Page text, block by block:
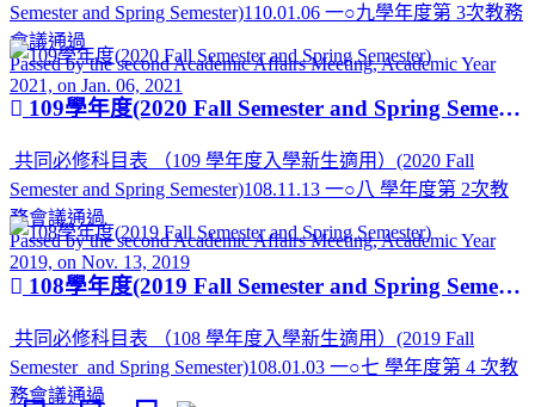
Semester and Spring Semester)110.01.06 一○九學年度第 3次教務
會議通過
Passed by the second Academic Affairs Meeting, Academic Year
2021, on Jan. 06, 2021
109學年度(2020 Fall Semester and Spring Semester)
共同必修科目表 （109 學年度入學新生適用）(2020 Fall
Semester and Spring Semester)108.11.13 一○八 學年度第 2次教
務會議通過
Passed by the second Academic Affairs Meeting, Academic Year
2019, on Nov. 13, 2019
108學年度(2019 Fall Semester and Spring Semester)
共同必修科目表 （108 學年度入學新生適用）(2019 Fall
Semester and Spring Semester)108.01.03 一○七 學年度第 4 次教
務會議通過